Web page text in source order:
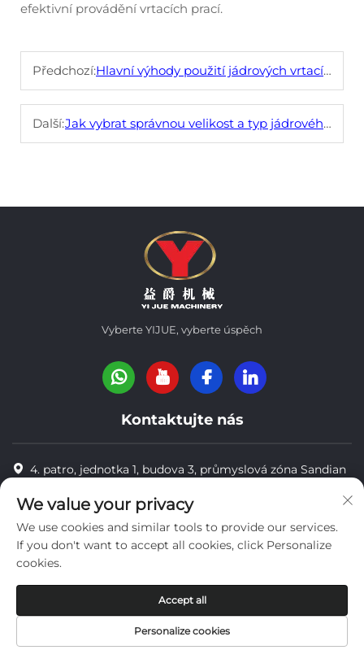
efektivní provádění vrtacích prací.
Předchozí:Hlavní výhody použití jádrových vrtacích trubek ve základových a pilotních pracích
Další:Jak vybrat správnou velikost a typ jádrového vrtáku pro maximální účinnost
Vyberte YIJUE, vyberte úspěch
Kontaktujte nás
4. patro, jednotka 1, budova 3, průmyslová zóna Sandian
430040
8618971664820
We value your privacy
We use cookies and similar tools to provide our services.
If you don't want to accept all cookies, click Personalize
cookies.
Personalize cookies
Accept all